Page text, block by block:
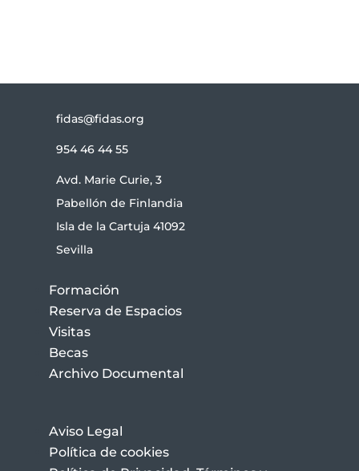
fidas@fidas.org
954 46 44 55
Avd. Marie Curie, 3
Pabellón de Finlandia
Isla de la Cartuja 41092
Sevilla
Formación
Reserva de Espacios
Visitas
Becas
Archivo Documental
Aviso Legal
Política de cookies